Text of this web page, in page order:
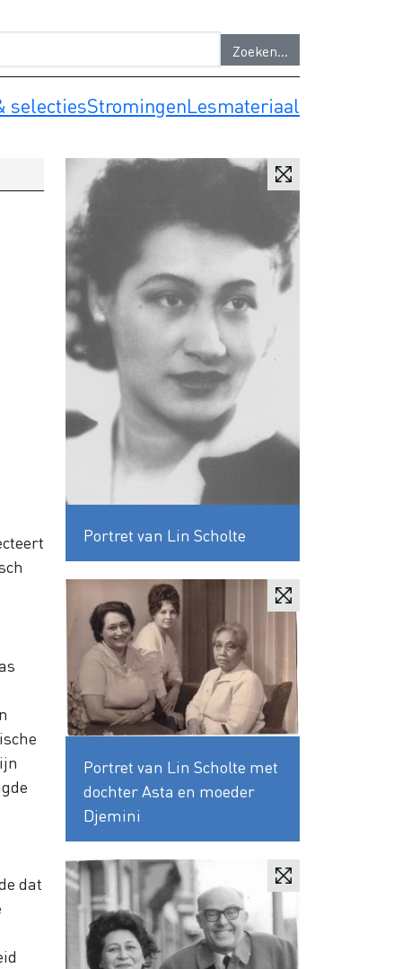
selectiesStromingenLesmateriaal
dat
Portret van Lin Scholte
Portret van Lin Scholte met
dochter Asta en moeder
Djemini